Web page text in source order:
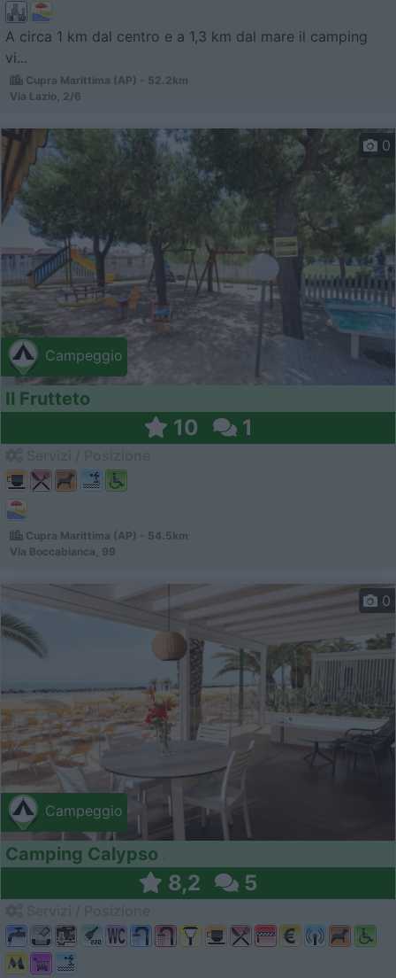
A circa 1 km dal centro e a 1,3 km dal mare il camping
vi...
Cupra Marittima (AP) - 52.2km
Via Lazio, 2/6
Campeggio
0
Il Frutteto
10 1
Cupra Marittima (AP) - 54.5km
Via Boccabianca, 99
Campeggio
0
Camping Calypso
8,2 5